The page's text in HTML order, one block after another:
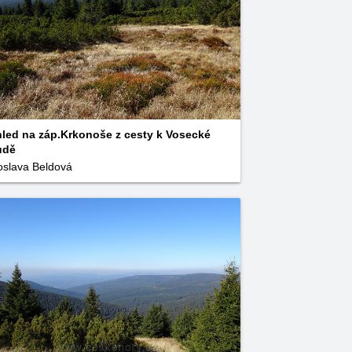
na záp.Krkonoše z cesty k Vosecké
Beldová